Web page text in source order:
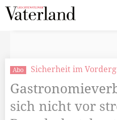
Abo Sicherheit im
sich nicht vor